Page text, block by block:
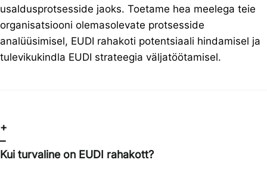
usaldusprotsesside jaoks. Toetame hea meelega teie
organisatsiooni olemasolevate protsesside
analüüsimisel, EUDI rahakoti potentsiaali hindamisel ja
tulevikukindla EUDI strateegia väljatöötamisel.
+
–
Kui turvaline on EUDI rahakott?